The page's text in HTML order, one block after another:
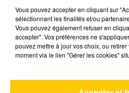
Big In
ALPHAVILLE
Vous pouvez accepter en cliquant sur
sélectionnant les finalités et/ou
Vous pouvez également refuser en
accepter". Vos préférences ne
pouvez mettre à jour vos choix, ou
moment via le lien "Gérer les cookies"